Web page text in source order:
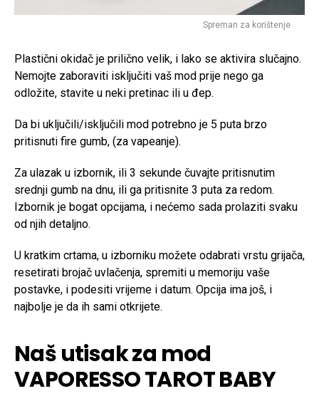
Spreman za korištenje
Plastični okidač je prilično velik, i lako se aktivira slučajno.
Nemojte zaboraviti isključiti vaš mod prije nego ga
odložite, stavite u neki pretinac ili u đep.
Da bi uključili/isključili mod potrebno je 5 puta brzo
pritisnuti fire gumb, (za vapeanje).
Za ulazak u izbornik, ili 3 sekunde čuvajte pritisnutim
srednji gumb na dnu, ili ga pritisnite 3 puta za redom.
Izbornik je bogat opcijama, i nećemo sada prolaziti svaku
od njih detaljno.
U kratkim crtama, u izborniku možete odabrati vrstu grijača,
resetirati brojač uvlačenja, spremiti u memoriju vaše
postavke, i podesiti vrijeme i datum. Opcija ima još, i
najbolje je da ih sami otkrijete.
Naš utisak za mod
VAPORESSO TAROT BABY